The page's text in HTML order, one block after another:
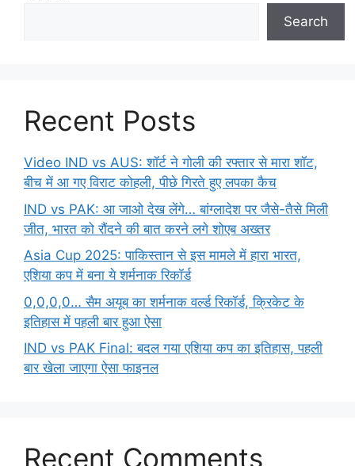
Search
Recent Posts
Video IND vs AUS: शॉर्ट ने गोली की रफ्तार से मारा शॉट,
बीच में आ गए विराट कोहली, पीछे गिरते हुए लपका कैच
IND vs PAK: आ जाओ देख लेंगे… बांग्लादेश पर जैसे-तैसे मिली
जीत, भारत को रौंदने की बात करने लगे शोएब अख्तर
Asia Cup 2025: पाकिस्तान से इस मामले में हारा भारत,
एशिया कप में बना ये शर्मनाक रिकॉर्ड
0,0,0,0… सैम अयूब का शर्मनाक वर्ल्ड रिकॉर्ड, क्रिकेट के
इतिहास में पहली बार हुआ ऐसा
IND vs PAK Final: बदल गया एशिया कप का इतिहास, पहली
बार खेला जाएगा ऐसा फाइनल
Recent Comments